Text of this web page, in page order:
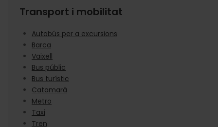
Transport i mobilitat
Autobús per a excursions
Barca
Vaixell
Bus públic
Bus turístic
Catamarà
Metro
Taxi
Tren